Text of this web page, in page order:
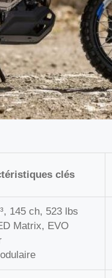
clés
145 ch, 523 lbs
Matrix, EVO